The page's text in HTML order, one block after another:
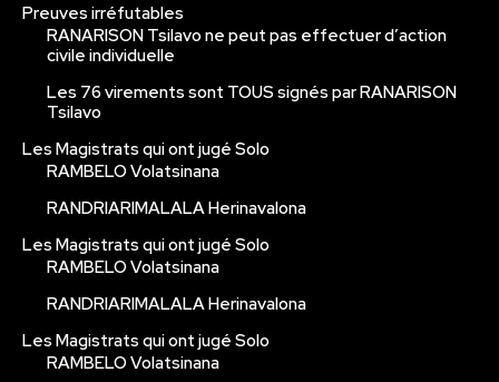
Preuves irréfutables
RANARISON Tsilavo ne peut pas effectuer d’action
civile individuelle
Les 76 virements sont TOUS signés par RANARISON
Tsilavo
Les Magistrats qui ont jugé Solo
RAMBELO Volatsinana
RANDRIARIMALALA Herinavalona
Les Magistrats qui ont jugé Solo
RAMBELO Volatsinana
RANDRIARIMALALA Herinavalona
Les Magistrats qui ont jugé Solo
RAMBELO Volatsinana